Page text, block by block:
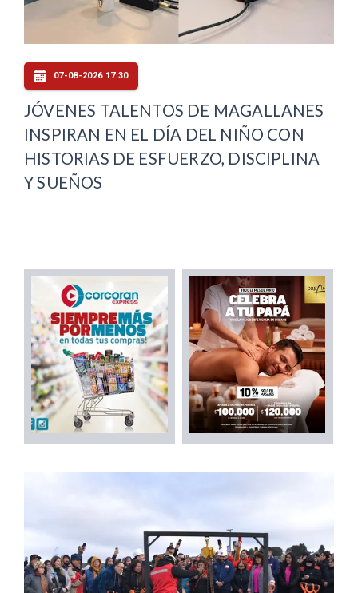
07-08-2026 17:30
JÓVENES TALENTOS DE MAGALLANES
INSPIRAN EN EL DÍA DEL NIÑO CON
HISTORIAS DE ESFUERZO, DISCIPLINA
Y SUEÑOS